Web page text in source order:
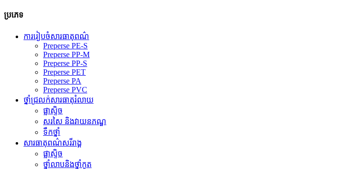
ប្រភេទ
ការរៀបចំសារធាតុពណ៌
Preperse PE-S
Preperse PP-M
Preperse PP-S
Preperse PET
Preperse PA
Preperse PVC
ថ្នាំជ្រលក់សារធាតុរំលាយ
ផ្លាស្ទិច
សរសៃ និងវាយនភណ្ឌ
ទឹកថ្នាំ
សារធាតុពណ៌សរីរាង្គ
ផ្លាស្ទិច
ថ្នាំលាបនិងថ្នាំកូត